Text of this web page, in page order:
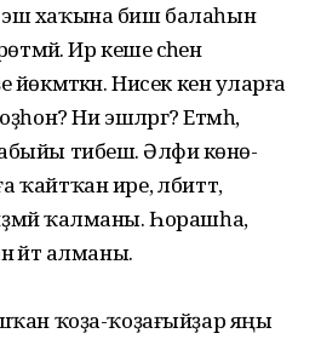
эш хаҡына биш балаһын
Ир кеше әсәһенә
йөкмәткән. Нисек кенә уларға
Ни эшләргә? Етмәһә,
тибешә. Әлфиә көнө-
ире, әлбиттә,
ҡалманы. Һорашһа,
әйтә алманы.
ҡоҙа-ҡоҙағыйҙар яңы